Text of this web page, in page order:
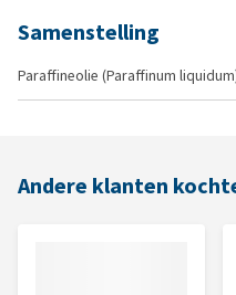
Samenstelling
Paraffineolie (Paraffinum
Andere klanten